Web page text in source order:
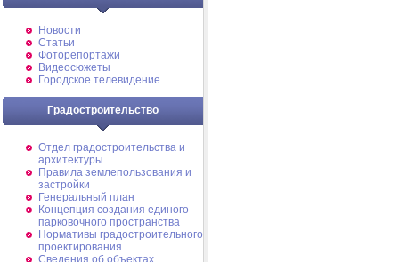
Новости
Статьи
Фоторепортажи
Видеосюжеты
Городское телевидение
Градостроительство
Отдел градостроительства и
архитектуры
Правила землепользования и
застройки
Генеральный план
Концепция создания единого
парковочного пространства
Нормативы градостроительного
проектирования
Сведения об объектах